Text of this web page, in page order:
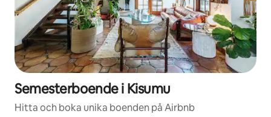
Semesterboende i Kisumu
Hitta och boka unika boenden på Airbnb